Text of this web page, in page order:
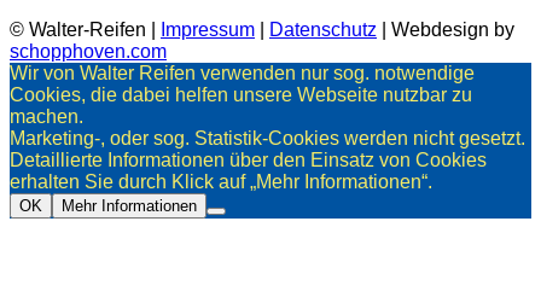
© Walter-Reifen |
Impressum Datenschutz | Webdesign by
schopphoven.com
Wir von Walter Reifen verwenden nur sog. notwendige
Cookies, die dabei helfen unsere Webseite nutzbar zu
machen.
Marketing-, oder sog. Statistik-Cookies werden nicht gesetzt.
Detaillierte Informationen über den Einsatz von Cookies
erhalten Sie durch Klick auf „Mehr Informationen“.
OK Mehr Informationen